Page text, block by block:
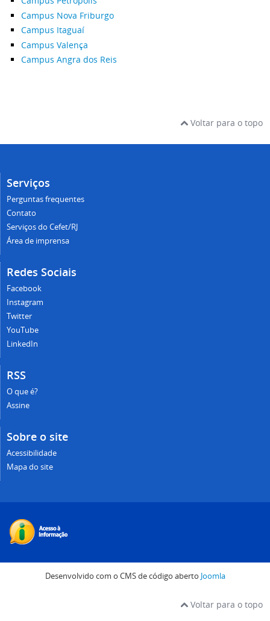
Campus Nova Friburgo
Campus Itaguaí
Campus Valença
Campus Angra dos Reis
Voltar para o topo
Serviços
Perguntas frequentes
Contato
Serviços do Cefet/RJ
Área de imprensa
Redes Sociais
Facebook
Instagram
Twitter
YouTube
LinkedIn
RSS
O que é?
Assine
Sobre o site
Acessibilidade
Mapa do site
Desenvolvido com o CMS de código aberto Joomla
Voltar para o topo